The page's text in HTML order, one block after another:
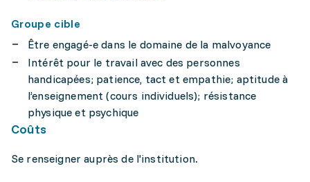
Groupe cible
Être engagé-e dans le domaine de la malvoyance
Intérêt pour le travail avec des personnes
handicapées; patience, tact et empathie; aptitude à
l’enseignement (cours individuels); résistance
physique et psychique
Coûts
Se renseigner auprès de l'institution.